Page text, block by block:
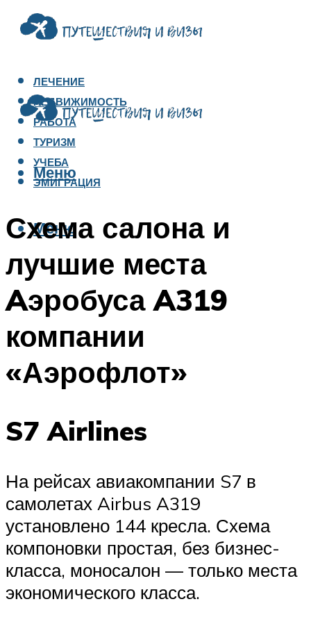
ЛЕЧЕНИЕ
НЕДВИЖИМОСТЬ
РАБОТА
ТУРИЗМ
УЧЕБА
ЭМИГРАЦИЯ
Меню
Меню
Схема салона и
лучшие места
Aэробуса A319
компании
«Аэрофлот»
S7 Airlines
На рейсах авиакомпании S7 в
самолетах Airbus A319
установлено 144 кресла. Схема
компоновки простая, без бизнес-
класса, моносалон — только места
экономического класса.